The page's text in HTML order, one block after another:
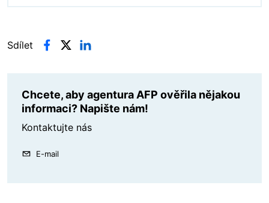
Sdílet
Chcete, aby agentura AFP ověřila nějakou
informaci? Napište nám!
Kontaktujte nás
E-mail